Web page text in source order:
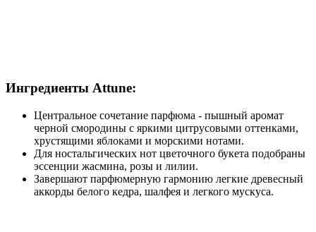
Ингредиенты Attune:
Центральное сочетание парфюма - пышный аромат
черной смородины с яркими цитрусовыми оттенками,
хрустящими яблоками и морскими нотами.
Для ностальгических нот цветочного букета подобраны
эссенции жасмина, розы и лилии.
Завершают парфюмерную гармонию легкие древесный
аккорды белого кедра, шалфея и легкого мускуса.